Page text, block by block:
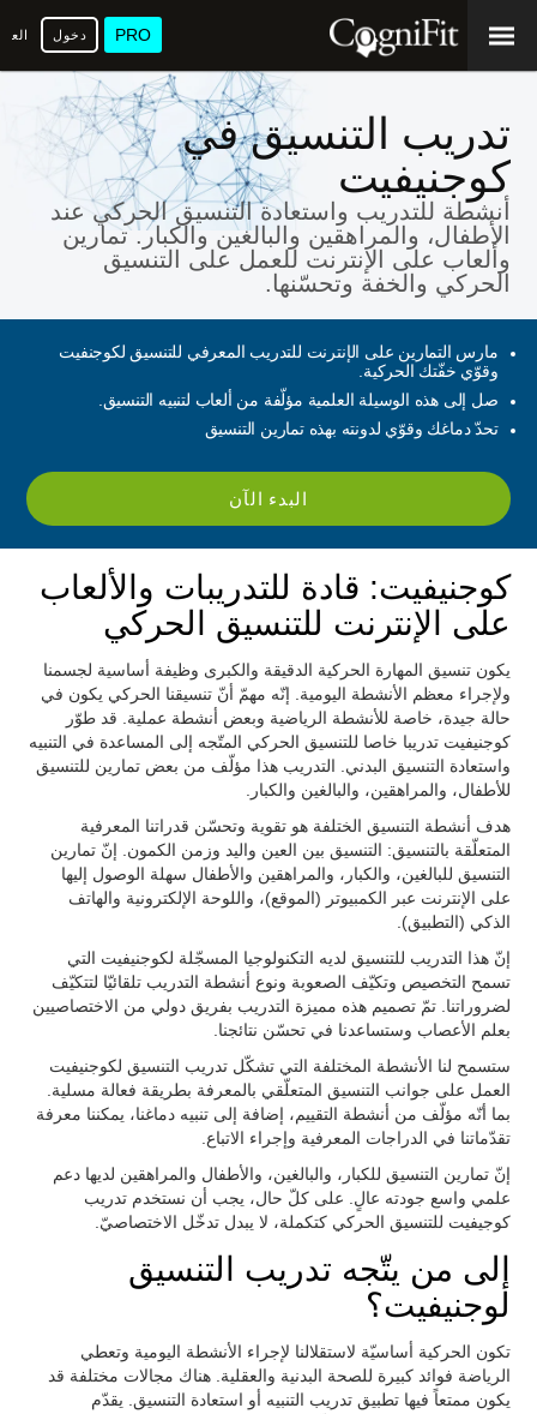
PRO دخول
تدريب التنسيق في
كوجنيفيت
أنشطة للتدريب واستعادة التنسيق الحركي عند
الأطفال، والمراهقين والبالغين والكبار. تمارين
وألعاب على الإنترنت للعمل على التنسيق
الحركي والخفة وتحسّنها.
مارس التمارين على الإنترنت للتدريب المعرفي للتنسيق لكوجنفيت
وقوّي خفّتك الحركية.
صل إلى هذه الوسيلة العلمية مؤلّفة من ألعاب لتنبيه التنسيق.
تحدّ دماغك وقوّي لدونته بهذه تمارين التنسيق
البدء الآن
كوجنيفيت: قادة للتدريبات والألعاب
على الإنترنت للتنسيق الحركي
يكون تنسيق المهارة الحركية الدقيقة والكبرى وظيفة أساسية لجسمنا
ولإجراء معظم الأنشطة اليومية. إنّه مهمّ أنّ تنسيقنا الحركي يكون في
حالة جيدة، خاصة للأنشطة الرياضية وبعض أنشطة عملية. قد طوّر
كوجنيفيت تدريبا خاصا للتنسيق الحركي المتّجه إلى المساعدة في التنبيه
واستعادة التنسيق البدني. التدريب هذا مؤلّف من بعض تمارين للتنسيق
للأطفال، والمراهقين، والبالغين والكبار.
هدف أنشطة التنسيق الختلفة هو تقوية وتحسّن قدراتنا المعرفية
المتعلّقة بالتنسيق: التنسيق بين العين واليد وزمن الكمون. إنّ تمارين
التنسيق للبالغين، والكبار، والمراهقين والأطفال سهلة الوصول إليها
على الإنترنت عبر الكمبيوتر (الموقع)، واللوحة الإلكترونية والهاتف
الذكي (التطبيق).
إنّ هذا التدريب للتنسيق لديه التكنولوجيا المسجّلة لكوجنيفيت التي
تسمح التخصيص وتكيّف الصعوبة ونوع أنشطة التدريب تلقائيّا لتتكيّف
لضروراتنا. تمّ تصميم هذه مميزة التدريب بفريق دولي من الاختصاصيين
بعلم الأعصاب وستساعدنا في تحسّن نتائجنا.
ستسمح لنا الأنشطة المختلفة التي تشكّل تدريب التنسيق لكوجنيفيت
العمل على جوانب التنسيق المتعلّقي بالمعرفة بطريقة فعالة مسلية.
بما أنّه مؤلّف من أنشطة التقييم، إضافة إلى تنبيه دماغنا، يمكننا معرفة
تقدّماتنا في الدراجات المعرفية وإجراء الاتباع.
إنّ تمارين التنسيق للكبار، والبالغين، والأطفال والمراهقين لديها دعم
علمي واسع جودته عالٍ. على كلّ حال، يجب أن نستخدم تدريب
كوجيفيت للتنسيق الحركي كتكملة، لا يبدل تدخّل الاختصاصيّ.
إلى من يتّجه تدريب التنسيق
لوجنيفيت؟
تكون الحركية أساسيّة لاستقلالنا لإجراء الأنشطة اليومية وتعطي
الرياضة فوائد كبيرة للصحة البدنية والعقلية. هناك مجالات مختلفة قد
يكون ممتعاً فيها تطبيق تدريب التنبيه أو استعادة التنسيق. يقدّم